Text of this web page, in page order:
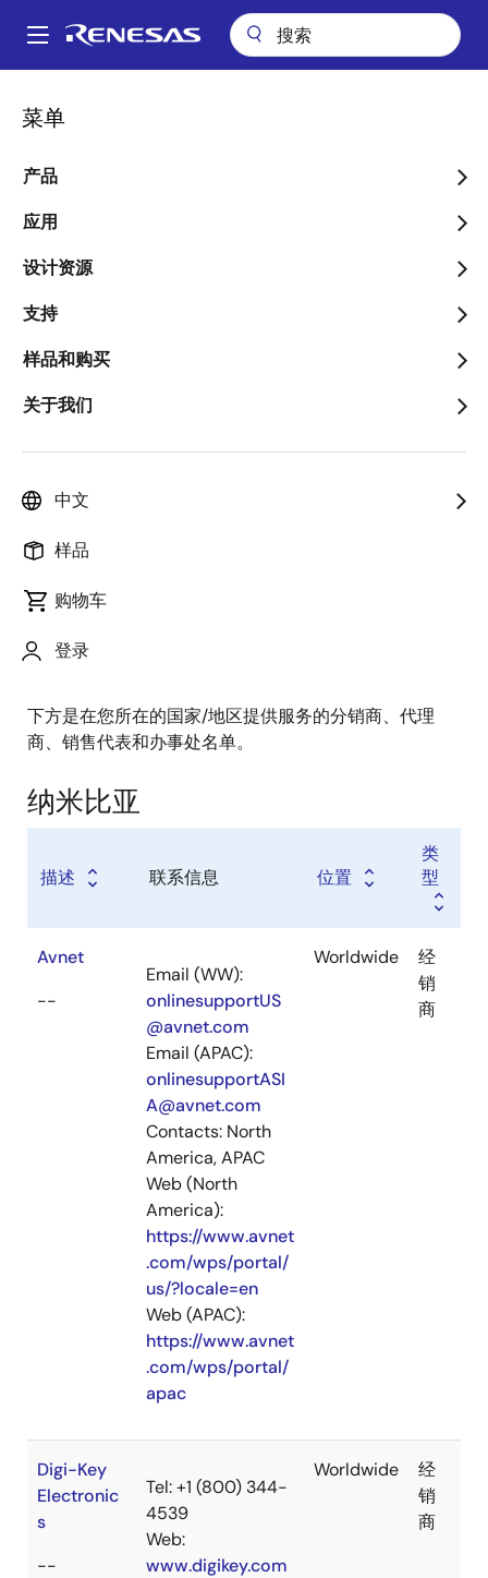
到
Main
菜单
产品
应用
设计资源
支持
样品和购买
关于我们
中文
样品
购物车
登录
面
包
屑
国家/地区
类型
经销商
增值代理商
下方是在您所在的国家/地区提供服务的分销商、代理
商、销售代表和办事处名单。
纳米比亚
描述 联系信息 位置
类
型
Avnet
--
Email (WW):
onlinesupportUS
@avnet.com
Email (APAC):
onlinesupportASI
A@avnet.com
Contacts: North
America, APAC
Web (North
America):
https://www.avnet
.com/wps/portal/
us/?locale=en
Web (APAC):
https://www.avnet
.com/wps/portal/
apac
Worldwide
经
销
商
Digi-Key
Electronic
s
--
Tel: +1 (800) 344-
4539
Web:
www.digikey.com
Worldwide
经
销
商